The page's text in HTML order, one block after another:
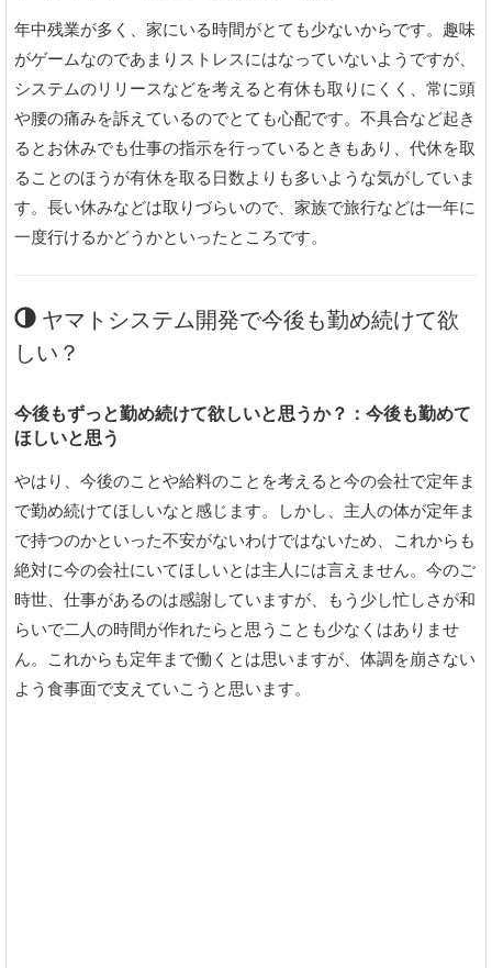
年中残業が多く、家にいる時間がとても少ないからです。趣味
がゲームなのであまりストレスにはなっていないようですが、
システムのリリースなどを考えると有休も取りにくく、常に頭
や腰の痛みを訴えているのでとても心配です。不具合など起き
るとお休みでも仕事の指示を行っているときもあり、代休を取
ることのほうが有休を取る日数よりも多いような気がしていま
す。長い休みなどは取りづらいので、家族で旅行などは一年に
一度行けるかどうかといったところです。
ヤマトシステム開発で今後も勤め続けて欲
しい？
今後もずっと勤め続けて欲しいと思うか？：今後も勤めて
ほしいと思う
やはり、今後のことや給料のことを考えると今の会社で定年ま
で勤め続けてほしいなと感じます。しかし、主人の体が定年ま
で持つのかといった不安がないわけではないため、これからも
絶対に今の会社にいてほしいとは主人には言えません。今のご
時世、仕事があるのは感謝していますが、もう少し忙しさが和
らいで二人の時間が作れたらと思うことも少なくはありませ
ん。これからも定年まで働くとは思いますが、体調を崩さない
よう食事面で支えていこうと思います。